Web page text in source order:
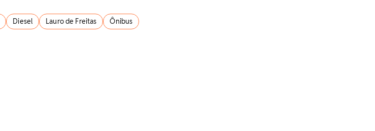
Diesel Lauro de Freitas
Ônibus